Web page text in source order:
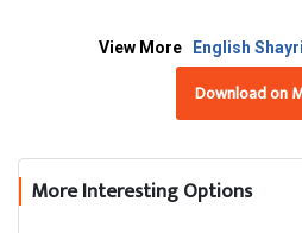
टूटा विश्वास मेराView More English Shayri
Download on
More Interesting Options